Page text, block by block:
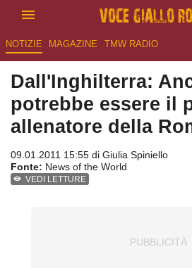
NOTIZIE MAGAZINE TMW RADIO
Dall'Inghilterra:
potrebbe essere il
allenatore della
09.01.2011 15:55 di Giulia Spiniello
Fonte: News of the World
VEDI LETTURE